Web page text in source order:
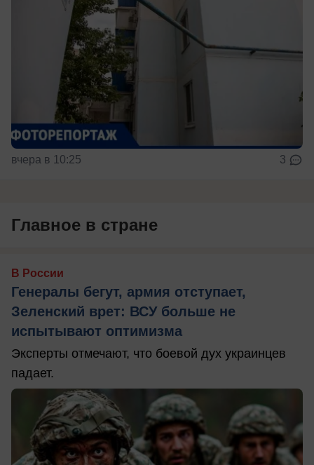
вчера в 10:25 3
Главное в стране
В России
Генералы бегут, армия отступает,
Зеленский врет: ВСУ больше не
испытывают оптимизма
Эксперты отмечают, что боевой дух украинцев
падает.